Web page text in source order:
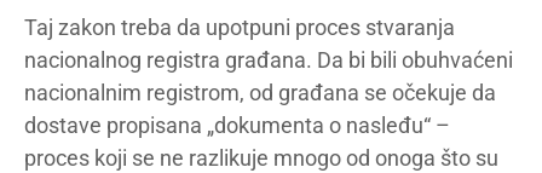
Taj zakon treba da upotpuni proces stvaranja
nacionalnog registra građana. Da bi bili obuhvaćeni
nacionalnim registrom, od građana se očekuje da
dostave propisana „dokumenta o nasleđu“ –
proces koji se ne razlikuje mnogo od onoga što su